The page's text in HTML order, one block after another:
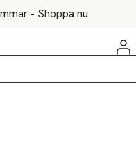
- Shoppa nu